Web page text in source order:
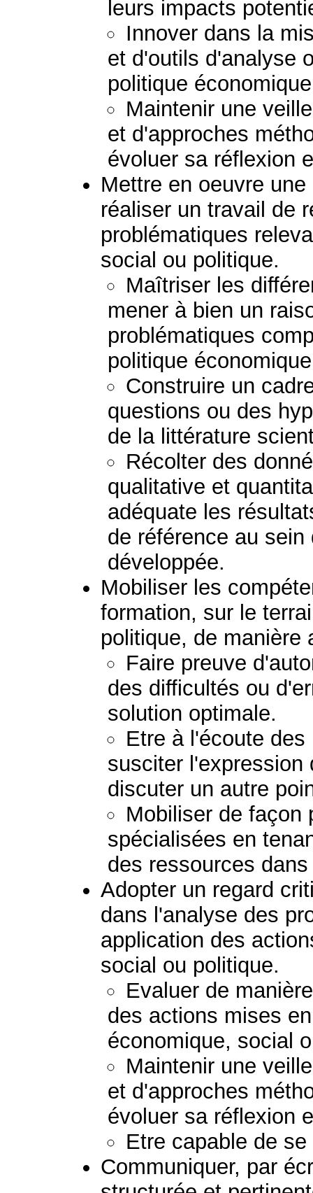
leurs impacts
Innover dans la
et d'outils d'analyse
politique
Maintenir une
et d'approches
évoluer sa réflexion
Mettre en oeuvre
réaliser un travail de
problématiques
social ou politique.
Maîtriser les
mener à bien un
problématiques
politique
Construire un
questions ou des
de la littérature
Récolter des
qualitative et
adéquate les
de référence au
développée.
Mobiliser les
formation, sur le
politique, de manière
Faire preuve
des difficultés ou
solution optimale.
Etre à l'écoute
susciter l'expression
discuter un autre
Mobiliser de façon
spécialisées en
des ressources
Adopter un regard
dans l'analyse des
application des
social ou politique.
Evaluer de
des actions mises
économique, social
Maintenir une
et d'approches
évoluer sa réflexion
Etre capable de
Communiquer, par